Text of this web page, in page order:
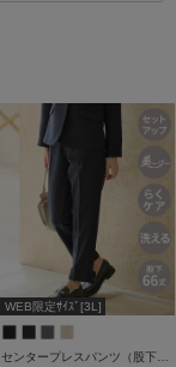
WEB限定ｻｲｽﾞ[3L]